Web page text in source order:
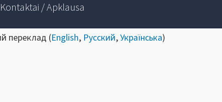
Kontaktai / Apklausa
переклад (English, Русский,Українська)